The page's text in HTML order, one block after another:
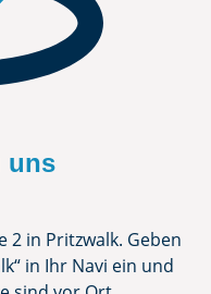
uns
2 in Pritzwalk. Geben
in Ihr Navi ein und